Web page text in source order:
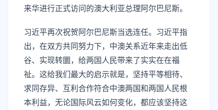
来华进行正式访问的澳大利亚总理阿尔巴尼斯。
习近平再次祝贺阿尔巴尼斯当选连任。习近平指
出，在双方共同努力下，中澳关系近年来走出低
谷、实现转圜，给两国人民带来了实实在在福
祉。这给我们最大的启示就是，坚持平等相待、
求同存异、互利合作符合中澳两国和两国人民根
本利益，无论国际风云如何变化，都应该坚持这